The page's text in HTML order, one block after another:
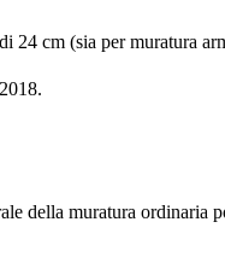
24 cm (sia per muratura
della muratura ordinaria